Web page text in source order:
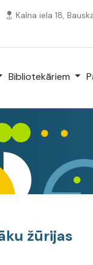
Kalna iela 18,
Bibliotekāriem
žūrijas